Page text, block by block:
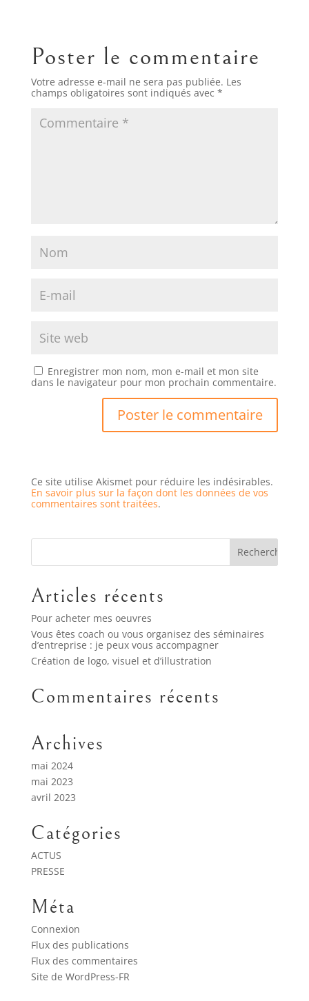
Poster le commentaire
Votre adresse e-mail ne sera pas publiée. Les
champs obligatoires sont indiqués avec *
Enregistrer mon nom, mon e-mail et mon site
dans le navigateur pour mon prochain commentaire.
Ce site utilise Akismet pour réduire les indésirables.
En savoir plus sur la façon dont les données de vos
commentaires sont traitées.
Articles récents
Pour acheter mes oeuvres
Vous êtes coach ou vous organisez des séminaires
d’entreprise : je peux vous accompagner
Création de logo, visuel et d’illustration
Commentaires récents
Archives
mai 2024
mai 2023
avril 2023
Catégories
ACTUS
PRESSE
Méta
Connexion
Flux des publications
Flux des commentaires
Site de WordPress-FR